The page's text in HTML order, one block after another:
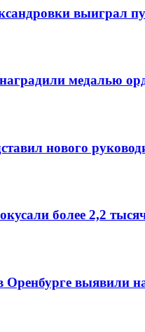
выиграл
медалью
нового
более 2,2
выявили